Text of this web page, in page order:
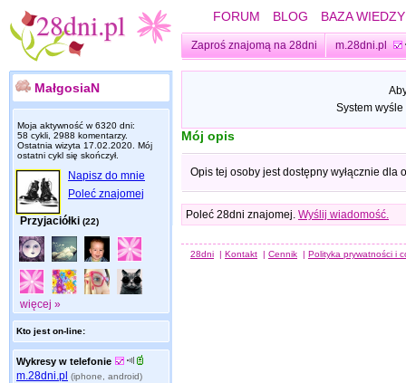
FORUM BLOG BAZA WIEDZY
Zaproś znajomą na 28dni m.28dni.pl
MałgosiaN
Moja aktywność w 6320 dni:
58 cykli, 2988 komentarzy.
Ostatnia wizyta 17.02.2020 . Mój
ostatni cykl się skończył.
Napisz do mnie
Poleć znajomej
Przyjaciółki (22)
więcej »
Kto jest on-line:
Wykresy w telefonie
m.28dni.pl (iphone, android)
System
Mój opis
Opis tej osoby jest dostępny wyłącznie dla
Poleć 28dni znajomej. Wyślij wiadomość.
28dni | Kontakt | Cennik | Polityka prywatności i